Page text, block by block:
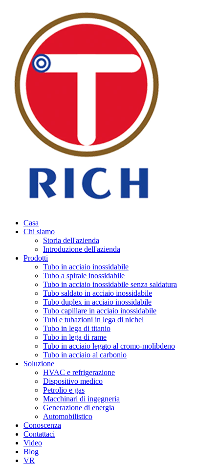
Casa
Chi siamo
Storia dell'azienda
Introduzione dell'azienda
Prodotti
Tubo in acciaio inossidabile
Tubo a spirale inossidabile
Tubo in acciaio inossidabile senza saldatura
Tubo saldato in acciaio inossidabile
Tubo duplex in acciaio inossidabile
Tubo capillare in acciaio inossidabile
Tubi e tubazioni in lega di nichel
Tubo in lega di titanio
Tubo in lega di rame
Tubo in acciaio legato al cromo-molibdeno
Tubo in acciaio al carbonio
Soluzione
HVAC e refrigerazione
Dispositivo medico
Petrolio e gas
Macchinari di ingegneria
Generazione di energia
Automobilistico
Conoscenza
Contattaci
Video
Blog
VR